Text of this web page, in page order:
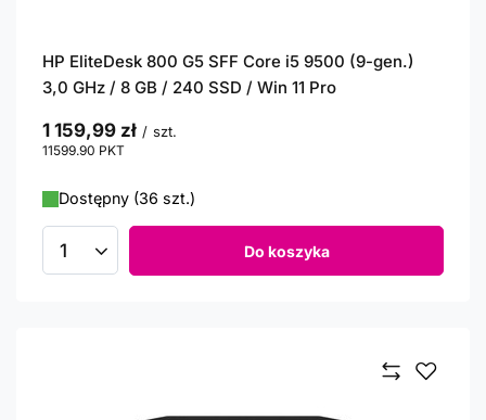
HP EliteDesk 800 G5 SFF Core i5 9500 (9-gen.)
3,0 GHz / 8 GB / 240 SSD / Win 11 Pro
1 159,99 zł / szt.
11599.90 PKT
Dostępny (36 szt.)
Ilość produktów Do koszyka